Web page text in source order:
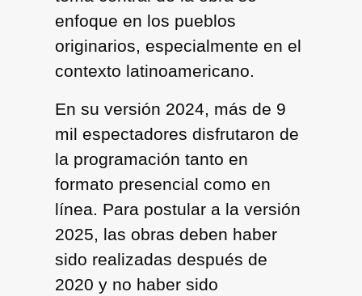
enfoque en los pueblos
originarios, especialmente en el
contexto latinoamericano.
En su versión 2024, más de 9
mil espectadores disfrutaron de
la programación tanto en
formato presencial como en
línea. Para postular a la versión
2025, las obras deben haber
sido realizadas después de
2020 y no haber sido